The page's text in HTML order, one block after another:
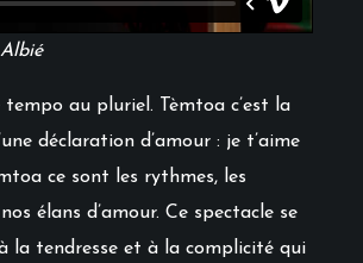
tempo au pluriel. Tèmtoa c’est la
déclaration d’amour : je t’aime
ce sont les rythmes, les
élans d’amour. Ce spectacle se
la tendresse et à la complicité qui